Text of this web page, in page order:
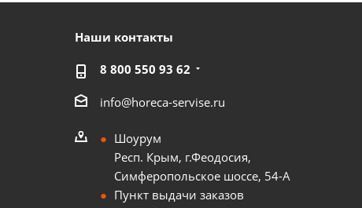
Наши контакты
8 800 550 93 62
info@horeca-servise.ru
Шоурум
Респ. Крым, г.Феодосия,
Симферопольское шоссе, 54-А
Пункт выдачи заказов